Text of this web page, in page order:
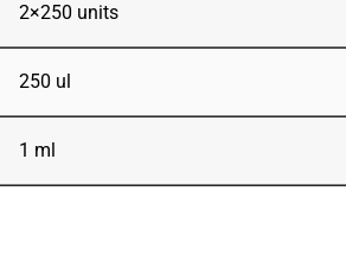
2×250 units
250 ul
1 ml